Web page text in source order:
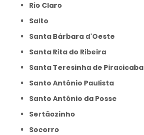
Rio Claro
Salto
Santa Bárbara d'Oeste
Santa Rita do Ribeira
Santa Teresinha de Piracicaba
Santo Antônio Paulista
Santo Antônio da Posse
Sertãozinho
Socorro